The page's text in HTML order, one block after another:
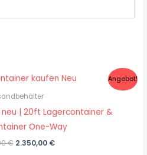
Angebot!
| 20ft Lagercontainer &
One-Way
€
Ursprünglicher
Preis
war:
2.350,00 €
Aktueller
Preis